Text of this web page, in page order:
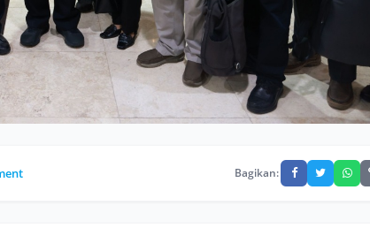
Bagikan: